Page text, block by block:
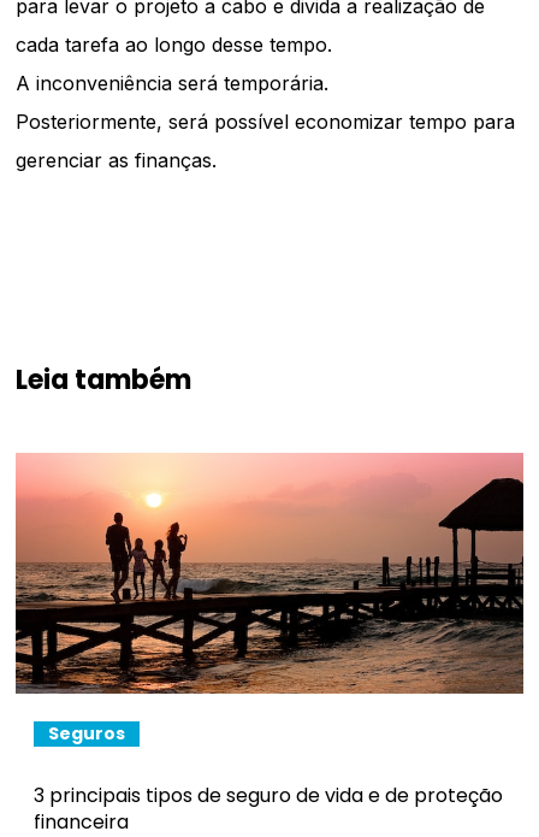
para levar o projeto a cabo e divida a realização de
cada tarefa ao longo desse tempo.
A inconveniência será temporária.
Posteriormente, será possível economizar tempo para
gerenciar as finanças.
Leia também
Seguros
3 principais tipos de seguro de vida e de proteção
financeira